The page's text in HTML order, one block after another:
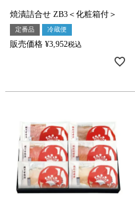
焼漬詰合せ ZB3＜化粧箱付＞
定番品 冷蔵便
販売価格 ¥3,952税込